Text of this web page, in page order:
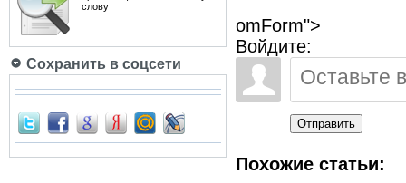
слову
Сохранить в соцсети
omForm">
Войдите:
Отправить
Похожие статьи: